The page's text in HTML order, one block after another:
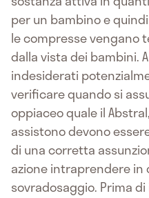
per un bambino e
le compresse vengano
dalla vista dei bambini.
indesiderati
verificare quando si
oppiaceo quale il
assistono devono
di una corretta
azione intraprendere in
sovradosaggio. Prima